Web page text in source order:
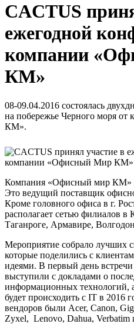
CACTUS
ежегодной
компании
КМ»
08-09.04.2016 состоялась
на побережье Черного моря
КМ».
Компания «Офисный мир КМ»
Это ведущий поставщик
Кроме головного офиса в г.
располагает сетью филиалов в
Таганроге, Армавире,
Мероприятие собрало лучших
которые поделились с
идеями. В первый день
выступили с докладами о
информационных технологий,
будет происходить с IT в 2016
вендоров были Acer, Canon,
Zyxel, Lenovo, Dahua,